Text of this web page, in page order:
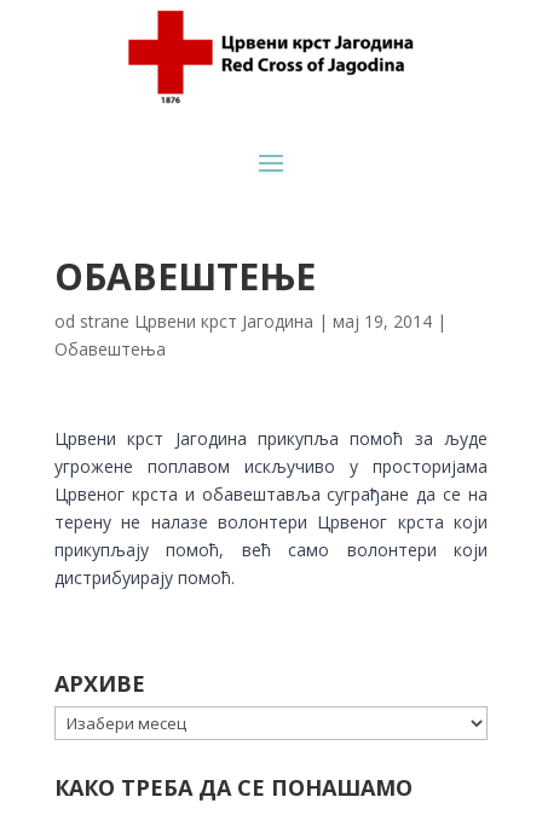
ОБАВЕШТЕЊЕ
od strane Црвени крст Јагодина | мај 19, 2014|
Обавештења
Црвени крст Јагодина прикупља помоћ за људе
угрожене поплавом искључиво у просторијама
Црвеног крста и обавештавља суграђане да се на
терену не налазе волонтери Црвеног крста који
прикупљају помоћ, већ само волонтери који
дистрибуирају помоћ.
АРХИВЕ
Архиве
КАКО ТРЕБА ДА СЕ ПОНАШАМО